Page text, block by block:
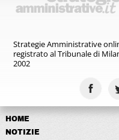
Strategie Amministrative
registratoal Tribunale di
2002
HOME
NOTIZIE